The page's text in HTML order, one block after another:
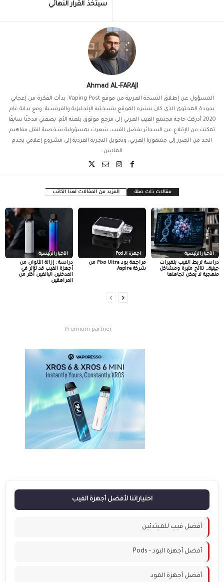
سيتخذ القرار النهائي
Ahmad AL-FARAJI
المسؤول عن إطلاق النسخة العربية من موقع Vaping Post. بدأت الفكرة من إعجابي
بجودة المحتوى الذي كان ينشره الموقع بنسختيه الإنجليزية والفرنسية. ومع بداية عام
2020 أدركت حاجة مجتمع الفيب العربي إلى مرجع موثوق بلغته الأم. بصفتي مدخنًا سابقًا
تمكنت من الإقلاع عن السجائر بفضل الفيب، شعرت بمسؤولية شخصية لنقل مفاهيم
الحد من الضرر إلى جمهورنا العربي، وتحويل التجربة الفردية إلى مشروع إعلامي يخدم
الملايين.
مقالات ذات صلة المزيد من المقالات لهذا الكاتب
الأخبار الرئيسية
دراسة : إزالة الألوان من
أجهزة الفيب قد تؤثر في
المدخنين البالغين أكثر من
المراهقين
اجهزة الـ Pod
مراجعة بود Pixo Ultra من
شركة Aspire
الأخبار الرئيسية
دراسة تربط الفيب بتغيرات
جينية… نتائج مثيرة ومشاكل
منهجية لا يمكن تجاهلها
Premium partner
اختياراتنا لأفضل أجهزة الفيب
أفضل فيب للمبتدئين
أفضل أجهزة البود - Pods
أفضل أجهزة المود